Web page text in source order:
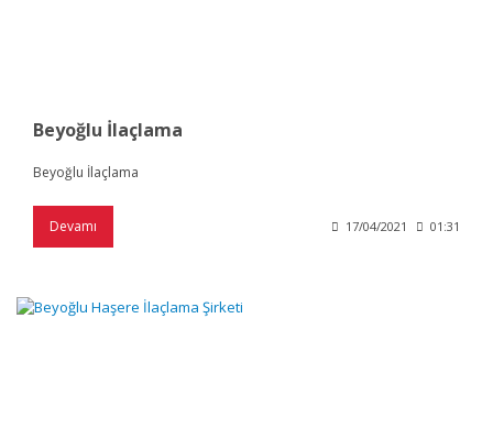
Beyoğlu İlaçlama
Beyoğlu İlaçlama
Devamı 17/04/2021 01:31